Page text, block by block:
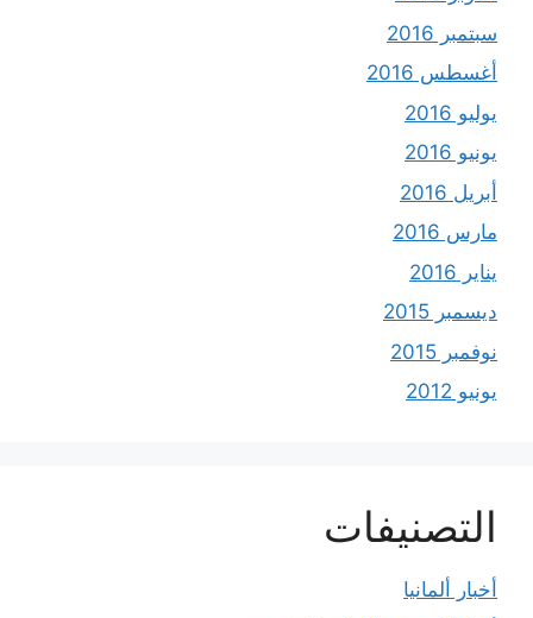
سبتمبر 2016
أغسطس 2016
يوليو 2016
يونيو 2016
أبريل 2016
مارس 2016
يناير 2016
ديسمبر 2015
نوفمبر 2015
يونيو 2012
التصنيفات
أخبار ألمانيا